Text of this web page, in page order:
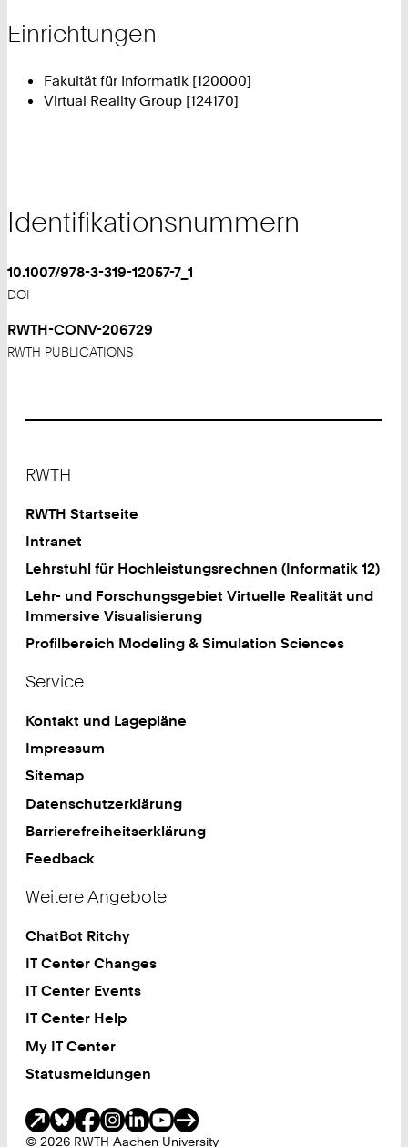
Einrichtungen
Fakultät für Informatik [120000]
Virtual Reality Group [124170]
Identifikationsnummern
10.1007/978-3-319-12057-7_1
DOI
RWTH-CONV-206729
RWTH PUBLICATIONS
RWTH
RWTH Startseite
Intranet
Lehrstuhl für Hochleistungsrechnen (Informatik 12)
Lehr- und Forschungsgebiet Virtuelle Realität und
Immersive Visualisierung
Profilbereich Modeling & Simulation Sciences
Service
Kontakt und Lagepläne
Impressum
Sitemap
Datenschutzerklärung
Barrierefreiheitserklärung
Feedback
Weitere Angebote
ChatBot Ritchy
IT Center Changes
IT Center Events
IT Center Help
My IT Center
Statusmeldungen
© 2026 RWTH Aachen University
Soziale Medien